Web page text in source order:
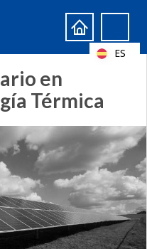
en
Térmica
ES